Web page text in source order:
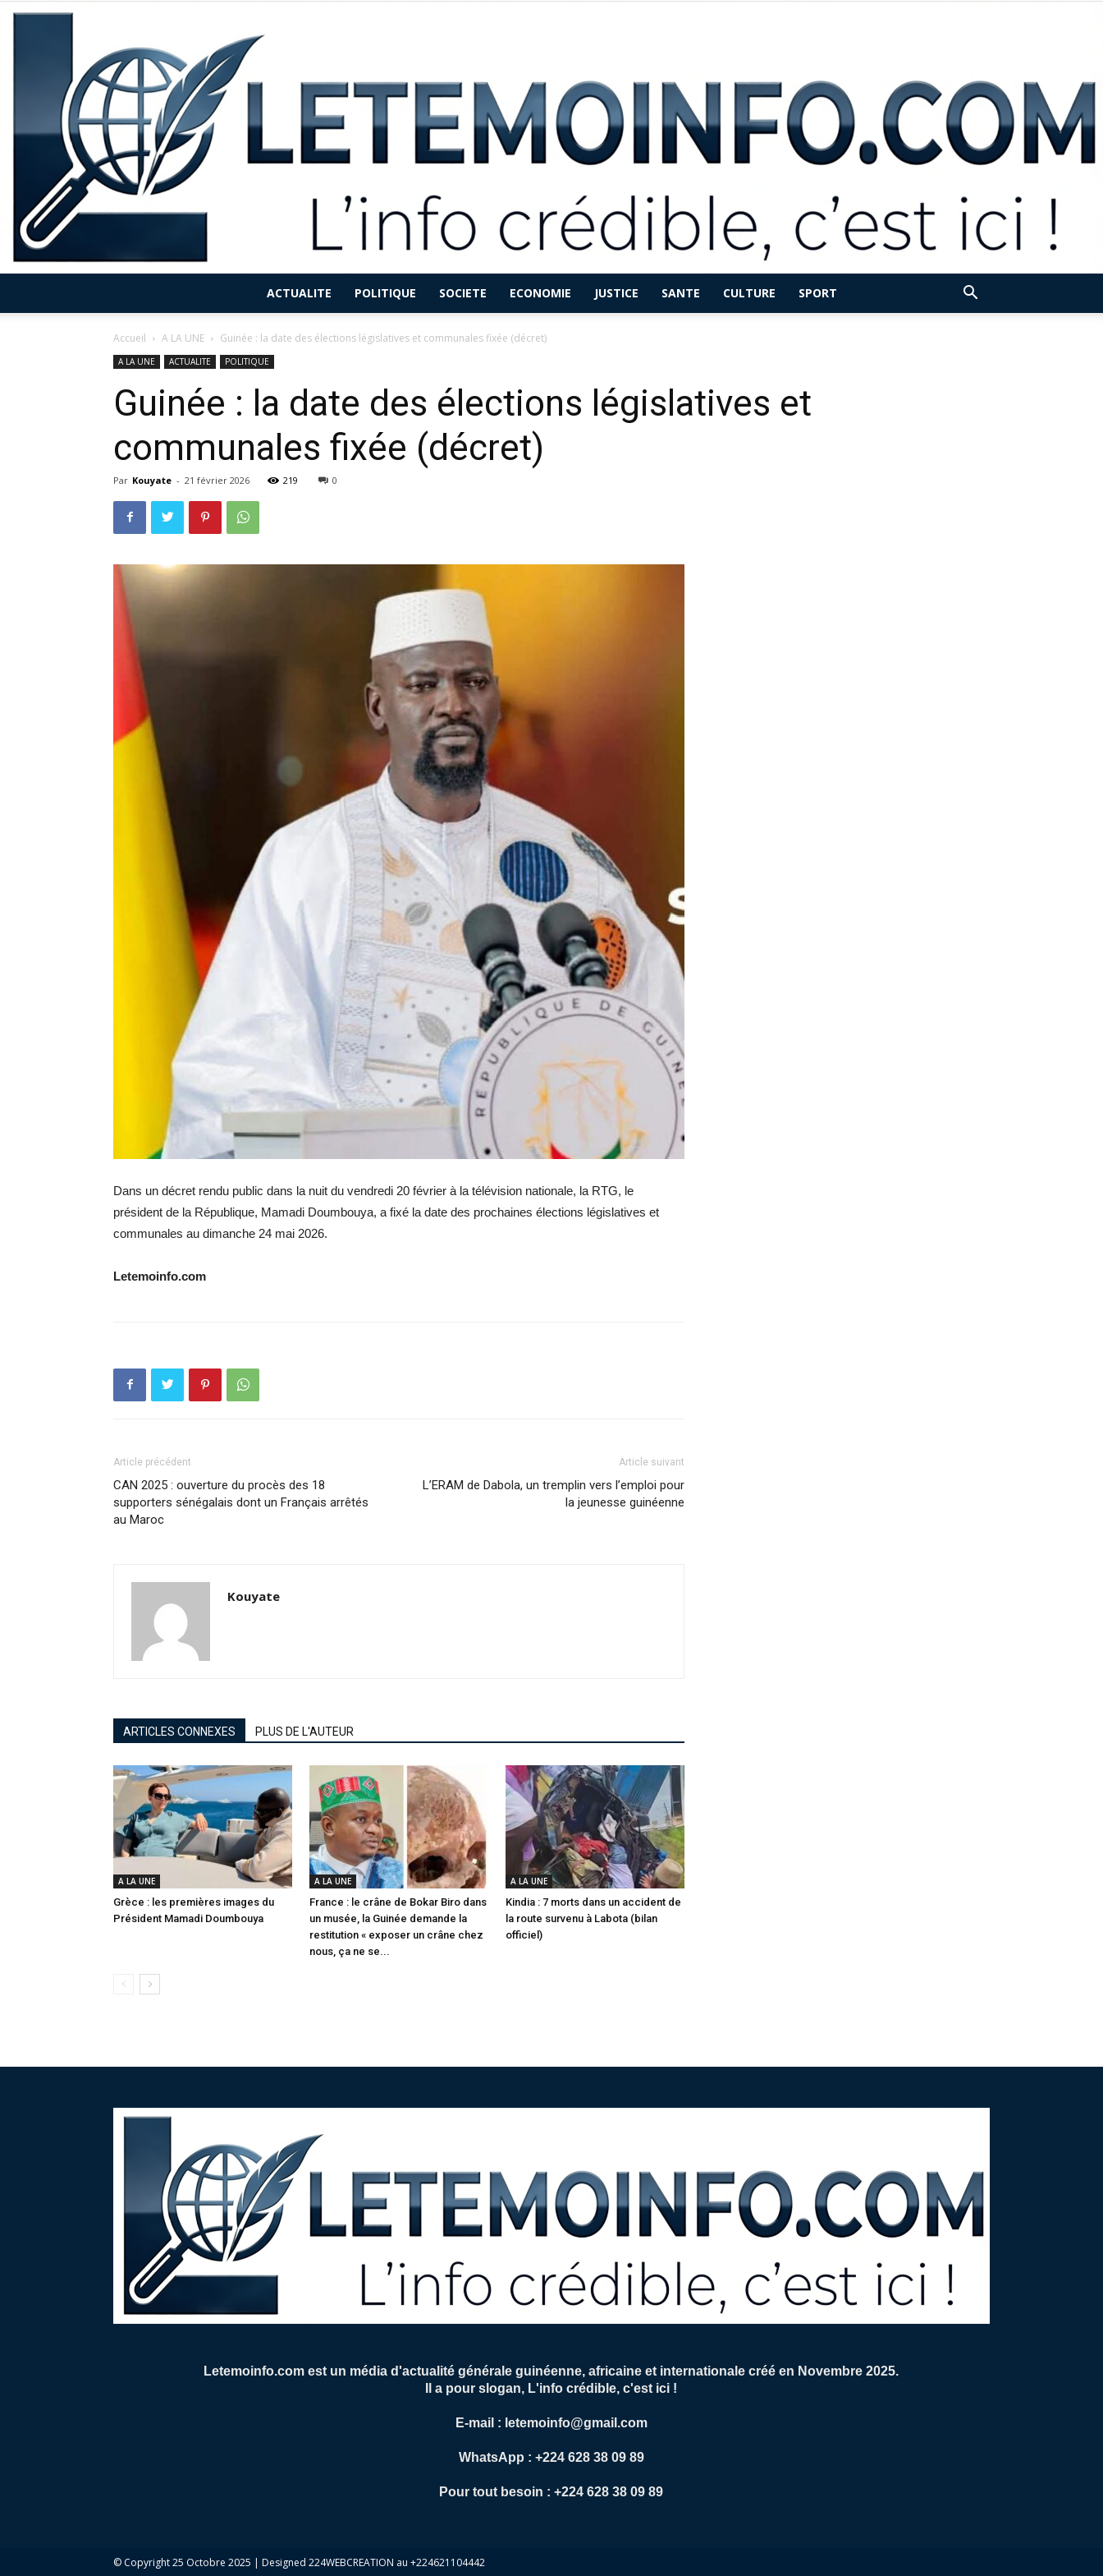
ACTUALITE POLITIQUE SOCIETE ECONOMIE JUSTICE SANTE CULTURE SPORT
Accueil A LA UNE Guinée : la date des élections législatives et communales fixée (décret)
A LA UNE ACTUALITE POLITIQUE
Guinée : la date des élections législatives et
communales fixée (décret)
Par Kouyate - 21 février 2026 219 0
Dans un décret rendu public dans la nuit du vendredi 20 février à la télévision nationale, la RTG, le
président de la République, Mamadi Doumbouya, a fixé la date des prochaines élections législatives et
communales au dimanche 24 mai 2026.
Letemoinfo.com
Article précédent
CAN 2025 : ouverture du procès des 18
supporters sénégalais dont un Français arrêtés
au Maroc
Article suivant
L’ERAM de Dabola, un tremplin vers l’emploi pour
la jeunesse guinéenne
Kouyate
ARTICLES CONNEXES PLUS DE L'AUTEUR
A LA UNE
Grèce : les premières images du
Président Mamadi Doumbouya
A LA UNE
France : le crâne de Bokar Biro dans
un musée, la Guinée demande la
restitution « exposer un crâne chez
nous, ça ne se...
A LA UNE
Kindia : 7 morts dans un accident de
la route survenu à Labota (bilan
officiel)
Letemoinfo.com est un média d'actualité générale guinéenne, africaine et internationale créé en Novembre 2025.
Il a pour slogan, L'info crédible, c'est ici !
E-mail : letemoinfo@gmail.com
WhatsApp : +224 628 38 09 89
Pour tout besoin : +224 628 38 09 89
© Copyright 25 Octobre 2025 | Designed 224WEBCREATION au +224621104442